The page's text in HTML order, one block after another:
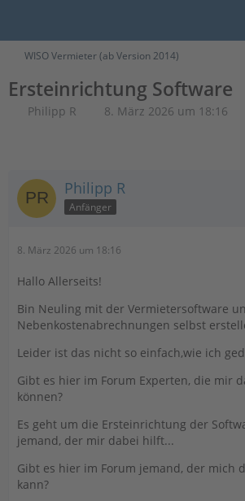
WISO Vermieter (ab Version 2014)
Ersteinrichtung Software
Philipp R 8. März 2026 um 18:16
Philipp R
Anfänger
8. März 2026 um 18:16
Hallo Allerseits!
Bin Neuling mit der Vermietersoftware
Nebenkostenabrechnungen selbst
Leider ist das nicht so einfach,wie ich
Gibt es hier im Forum Experten, die mir
können?
Es geht um die Ersteinrichtung der
jemand, der mir dabei hilft...
Gibt es hier im Forum jemand, der mich
kann?